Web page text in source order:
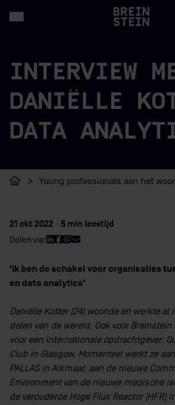
INTERVIEW
DANIËLLE
DATA
Home
Young professionals aan het
21 okt 2022 · 5 min leestijd
Delen via:
‘Ik ben de schakel voor organisaties
en data analytics’
Daniëlle Kotter (24) woonde en werkte al
delen van de wereld. Ook voor Breinstein
voor een internationale opdrachtgever:
Club in Glasgow. Momenteel werkt ze
PALLAS in Alkmaar, aan de nieuwe
Environment van de nieuwe medische
de verouderde Hoge Flux Reactor (HFR)